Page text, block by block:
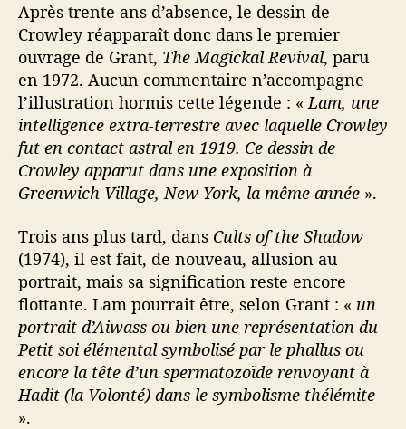
Après trente ans d’absence, le dessin de
Crowley réapparaît donc dans le premier
ouvrage de Grant, The Magickal Revival, paru
en 1972. Aucun commentaire n’accompagne
l’illustration hormis cette légende : «Lam, une
intelligence extra-terrestre avec laquelle Crowley
fut en contact astral en 1919. Ce dessin de
Crowley apparut dans une exposition à
Greenwich Village, New York, la même année ».
Trois ans plus tard, dans Cults of the Shadow
(1974), il est fait, de nouveau, allusion au
portrait, mais sa signification reste encore
flottante. Lam pourrait être, selon Grant : « un
portrait d’Aiwass ou bien une représentation du
Petit soi élémental symbolisé par le phallus ou
encore la tête d’un spermatozoïde renvoyant à
Hadit (la Volonté) dans le symbolisme thélémite
».